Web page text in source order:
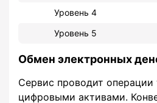
Уровень 4
Уровень 5
Обмен электронных
Сервис проводит
цифровыми активами.